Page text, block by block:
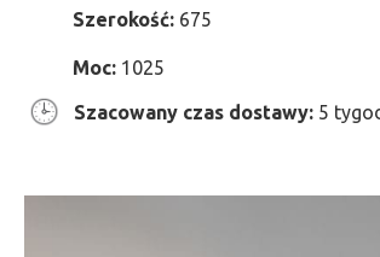
Szerokość: 675
Moc: 1025
Szacowany czas dostawy: 5